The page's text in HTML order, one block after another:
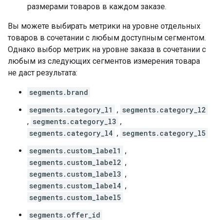
размерами товаров в каждом заказе.
Вы можете выбирать метрики на уровне отдельных
товаров в сочетании с любым доступным сегментом.
Однако выбор метрик на уровне заказа в сочетании с
любым из следующих сегментов измерения товара
не даст результата:
segments.brand
segments.category_l1 , segments.category_l2
, segments.category_l3 ,
segments.category_l4 , segments.category_l5
segments.custom_label1 ,
segments.custom_label2 ,
segments.custom_label3 ,
segments.custom_label4 ,
segments.custom_label5
segments.offer_id